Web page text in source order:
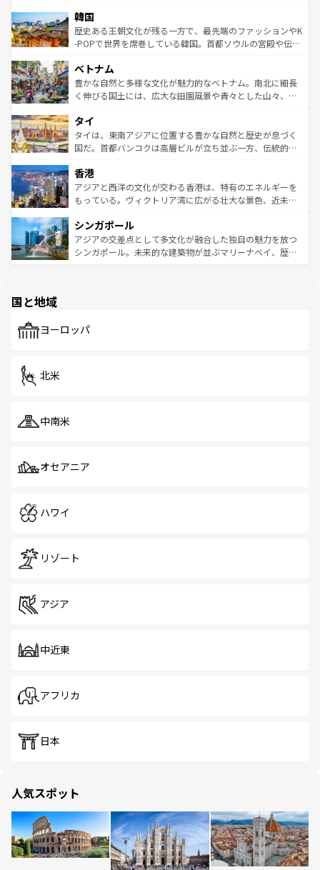
ワイを、存分に味わってほしい。 なお、新着のハワイ情報
はコンテンツ一覧を参照してほしい。
いる。アクティビティも充実しており、サーフィンやダイ
ビング、ハイキングなど、アウトドア好きにはたまらな
い。オーストラリアの多彩な魅力を存分に味わいつくそ
参照してほしい。
ン）、静ひつな山岳地帯である台湾東部など、都市の喧騒
と山間の静けさが共存しており、訪れる人に新しい発見と
驚きをもたらしてくれる。また、奥深い台湾の食文化も魅
容にもいいと評判のスイーツなど、バラエティ豊かな料理
が味わえる。 なお、新着の台湾情報は コンテンツ一覧を参
照してほしい。
韓国
歴史ある王朝文化が残る一方で、最先端のファッションやK
-POPで世界を席巻している韓国。首都ソウルの宮殿や伝統
き、地方に足を延ばせば四季折々の自然美を楽しむことが
できる。そして、キムチや焼肉、絶品のストリートフード
まで、さまざまな韓国料理が待っている。夜には、韓国な
リティに包まれながら、韓国の多彩な魅力を心ゆくまで味
わってみてほしい。 なお、新着の韓国情報はコンテンツ一
覧を参照してほしい。
ベトナム
豊かな自然と多様な文化が魅力的なベトナム。南北に細長
く伸びる国土には、広大な田園風景や青々とした山々、世
急速な発展と共に伝統が息づく。ハノイの古い町並みやホ
ーチミン市のフランス統治時代の建物も、独特の雰囲気を
醸し出している。また、バラエティの豊かさとおいしさで
とつ。フォーやバインミー、ベトナムコーヒーなどは、ぜ
ひ現地で味わいたい。どの地域を訪れてもあたたかい人々
が旅行者を迎えてくれるので、きっと忘れられない旅にな
参照してほしい。
タイ
タイは、東南アジアに位置する豊かな自然と歴史が息づく
国だ。首都バンコクは高層ビルが立ち並ぶ一方、伝統的な
の活気が交差している。北部ではチェンマイなどの山岳地
帯で自然と触れ合い、南部ではプーケットやクラビの美し
いビーチでリゾート気分を楽しむことができる。タイ料理
激する。気候は一年中温暖で、どの季節にも異なる楽しみ
が待っている。親しみやすいタイの人々、仏教を中心とし
た文化、そして多様な観光資源が、訪れる旅人を魅了し続
香港
アジアと西洋の文化が交わる香港は、特有のエネルギーを
もっている。ヴィクトリア湾に広がる壮大な景色、近未来
み、どこを訪れても感動するはず。観光スポットが密集し
ており、効率よく見どころを回れるのも魅力。息をのむよ
うな絶景から文化的な体験まで、香港を存分に楽しみ尽く
シンガポール
アジアの交差点として多文化が融合した独自の魅力を放つ
シンガポール。未来的な建築物が並ぶマリーナベイ、歴史
で、ホーカーズは地元の風情を楽しめる外せないスポット
国と地域
ヨーロッパ
北米
中南米
オセアニア
ハワイ
リゾート
アジア
中近東
アフリカ
日本
人気スポット